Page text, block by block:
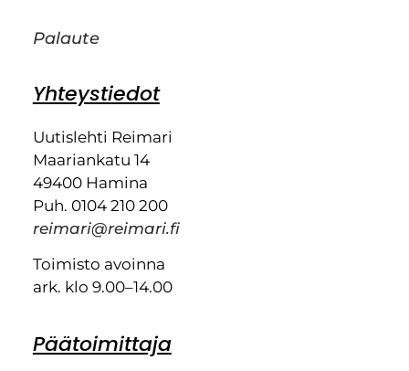
Palaute
Yhteystiedot
Uutislehti Reimari
Maariankatu 14
49400 Hamina
Puh. 0104 210 200
reimari@reimari.fi
Toimisto avoinna
ark. klo 9.00–14.00
Päätoimittaja